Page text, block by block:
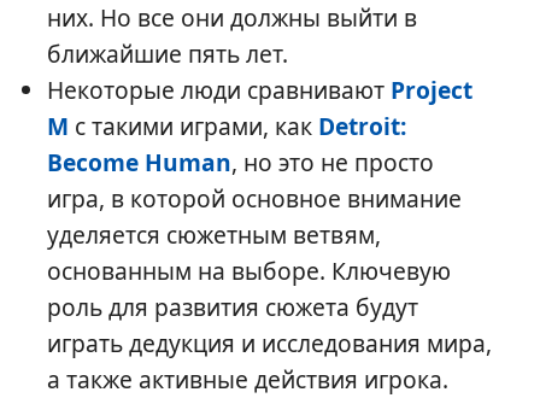
них. Но все они должны выйти в
ближайшие пять лет.
Некоторые люди сравнивают Project
M с такими играми, как Detroit:
Become Human, но это не просто
игра, в которой основное внимание
уделяется сюжетным ветвям,
основанным на выборе. Ключевую
роль для развития сюжета будут
играть дедукция и исследования мира,
а также активные действия игрока.